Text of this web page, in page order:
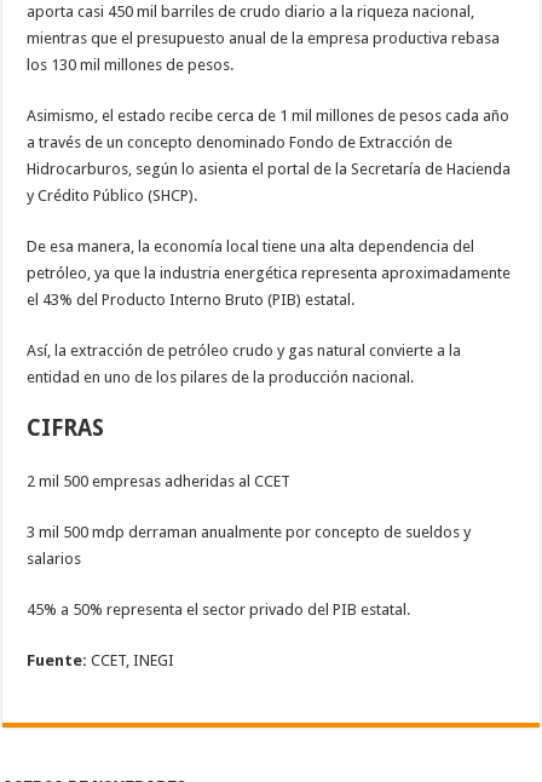
aporta casi 450 mil barriles de crudo diario a la riqueza nacional,
mientras que el presupuesto anual de la empresa productiva rebasa
los 130 mil millones de pesos.
Asimismo, el estado recibe cerca de 1 mil millones de pesos cada año
a través de un concepto denominado Fondo de Extracción de
Hidrocarburos, según lo asienta el portal de la Secretaría de Hacienda
y Crédito Público (SHCP).
De esa manera, la economía local tiene una alta dependencia del
petróleo, ya que la industria energética representa aproximadamente
el 43% del Producto Interno Bruto (PIB) estatal.
Así, la extracción de petróleo crudo y gas natural convierte a la
entidad en uno de los pilares de la producción nacional.
CIFRAS
2 mil 500 empresas adheridas al CCET
3 mil 500 mdp derraman anualmente por concepto de sueldos y
salarios
45% a 50% representa el sector privado del PIB estatal.
Fuente: CCET, INEGI